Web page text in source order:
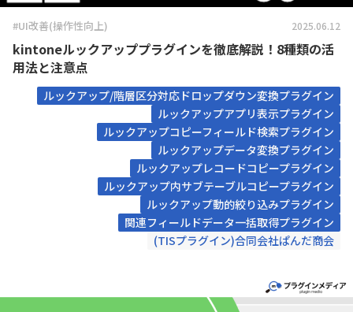
#UI改善(操作性向上) 2025.06.12
kintoneルックアッププラグインを徹底解説！8種類の活
用法と注意点
ルックアップ/階層区分対応ドロップダウン変換プラグイン
ルックアップアプリ表示プラグイン
ルックアップコピーフィールド検索プラグイン
ルックアップデータ変換プラグイン
ルックアップレコードコピープラグイン
ルックアップ内サブテーブルコピープラグイン
ルックアップ動的絞り込みプラグイン
関連フィールドデータ一括取得プラグイン
(TISプラグイン)合同会社ぱんだ商会